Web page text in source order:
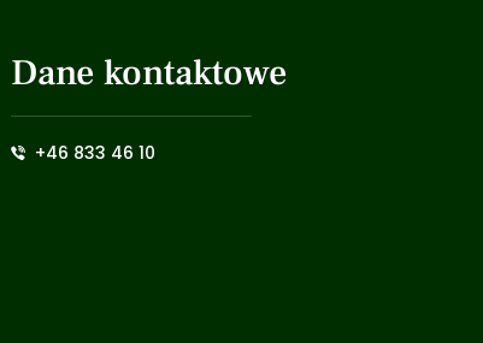
Dane kontaktowe
+46 833 46 10